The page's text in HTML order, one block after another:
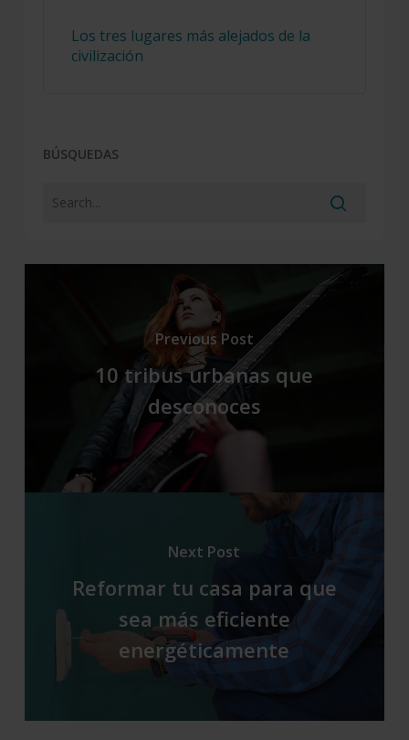
Los tres lugares más alejados de la
civilización
BÚSQUEDAS
Previous Post
10 tribus urbanas que
desconoces
Next Post
Reformar tu casa para que
sea más eficiente
energéticamente